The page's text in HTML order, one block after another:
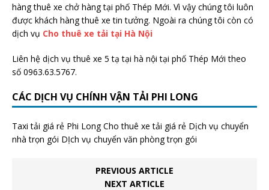
hàng thuê xe chở hàng tại phố Thép Mới. Vì vậy chúng tôi luôn
được khách hàng thuê xe tin tưởng. Ngoài ra chúng tôi còn có
dịch vụ Cho thuê xe tải tại Hà Nội
Liên hệ dịch vụ thuê xe 5 tạ tại hà nội tại phố Thép Mới theo
số 0963.63.5767.
CÁC DỊCH VỤ CHÍNH VẬN TẢI PHI LONG
Taxi tải giá rẻ Phi Long Cho thuê xe tải giá rẻ Dịch vụ chuyển
nhà trọn gói DỊch vụ chuyển văn phòng trọn gói
PREVIOUS ARTICLE
NEXT ARTICLE